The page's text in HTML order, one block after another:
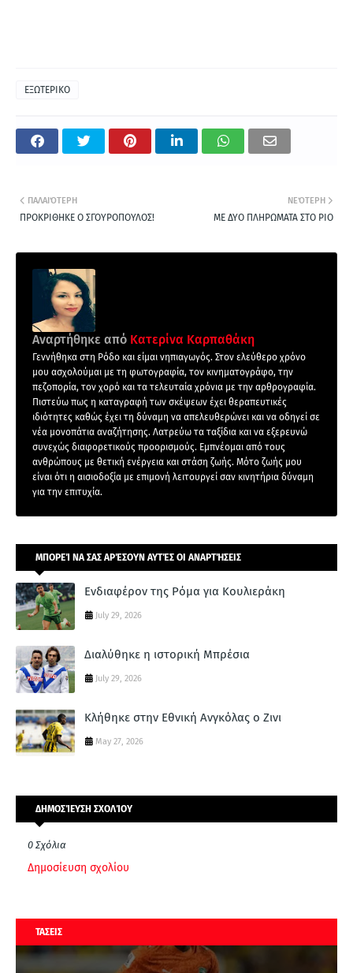
ΕΞΩΤΕΡΙΚΟ
ΝΕΌΤΕΡΗ
ΜΕ ΔΥΟ ΠΛΗΡΩΜΑΤΑ ΣΤΟ ΡΙΟ
ΠΑΛΑΙΌΤΕΡΗ
ΠΡΟΚΡΙΘΗΚΕ Ο ΣΓΟΥΡΟΠΟΥΛΟΣ!
Αναρτήθηκε από Κατερίνα Καρπαθάκη
Γεννήθηκα στη Ρόδο και είμαι νηπιαγωγός. Στον ελεύθερο χρόνο
μου ασχολούμαι με τη φωτογραφία, τον κινηματογράφο, την
πεζοπορία, τον χορό και τα τελευταία χρόνια με την αρθρογραφία.
Πιστεύω πως η καταγραφή των σκέψεων έχει θεραπευτικές
ιδιότητες καθώς έχει τη δύναμη να απελευθερώνει και να οδηγεί σε
νέα μονοπάτια αναζήτησης. Λατρεύω τα ταξίδια και να εξερευνώ
συνεχώς διαφορετικούς προορισμούς. Εμπνέομαι από τους
ανθρώπους με θετική ενέργεια και στάση ζωής. Μότο ζωής μου
είναι ότι η αισιοδοξία με επιμονή λειτουργεί σαν κινητήρια δύναμη
για την επιτυχία.
ΜΠΟΡΕΊ ΝΑ ΣΑΣ ΑΡΈΣΟΥΝ ΑΥΤΈΣ ΟΙ ΑΝΑΡΤΉΣΕΙΣ
Ενδιαφέρον της Ρόμα για Κουλιεράκη
July 29, 2026
Διαλύθηκε η ιστορική Μπρέσια
July 29, 2026
Κλήθηκε στην Εθνική Ανγκόλας ο Ζινι
May 27, 2026
ΔΗΜΟΣΊΕΥΣΗ ΣΧΟΛΊΟΥ
0 Σχόλια
Δημοσίευση σχολίου
ΤΑΣΕΙΣ